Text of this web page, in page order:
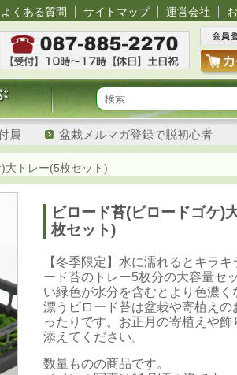
よくある質問 サイトマップ 運営会社
属 盆栽メルマガ登録で脱初心者
大トレー(5枚セット)
ビロード苔(ビロードゴケ)
枚セット)
【冬季限定】水に濡れるとキラキ
ード苔のトレー5枚分の大容量セ
い緑色が水分を含むとより色濃く
漂うビロード苔は盆栽や寄植えの
ったりです。お正月の寄植えや飾
添えてください。
数量ものの商品です。